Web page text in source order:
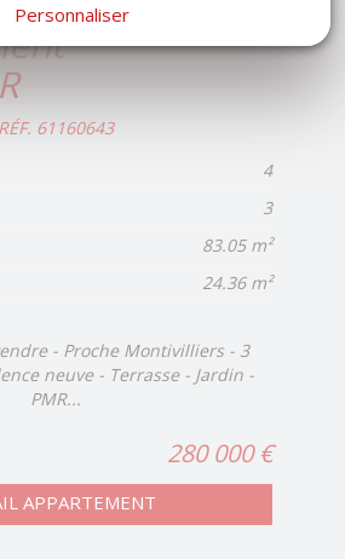
RÉF. 61160643
4
3
83.05 m²
24.36 m²
- Proche Montivilliers - 3
neuve - Terrasse - Jardin -
PMR...
280 000 €
APPARTEMENT
Personnaliser